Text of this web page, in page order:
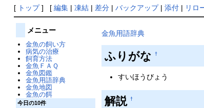
[ トップ] [ 編集| 凍結| 差分| バックアップ| 添付| リロ
金魚用語辞典
ふりがな†
すいほうびょう
解説†
メニュー
金魚の飼い方
病気の治療
飼育方法
金魚ＦＡＱ
金魚図鑑
金魚用語辞典
金魚地図
金魚の餌
今日の10件